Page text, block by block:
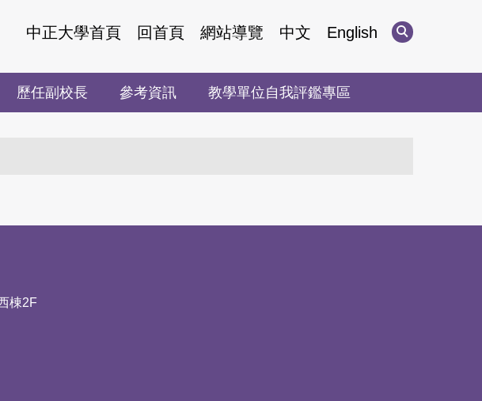
中正大學首頁 回首頁 網站導覽 中文 English
歷任副校長 參考資訊 教學單位自我評鑑專區
棟2F